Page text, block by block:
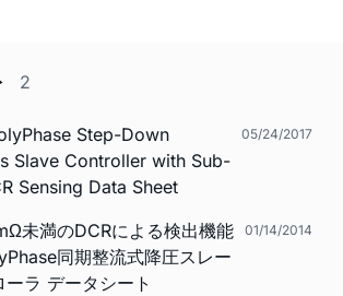
2
Step-Down
Slave Controller with Sub-
Sensing Data Sheet
05/24/2017
未満のDCRによる検出機能
同期整流式降圧スレー
ラ データシート
01/14/2014